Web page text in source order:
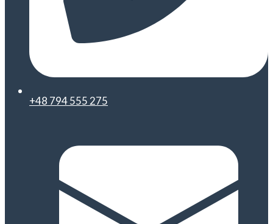
+48 794 555 275